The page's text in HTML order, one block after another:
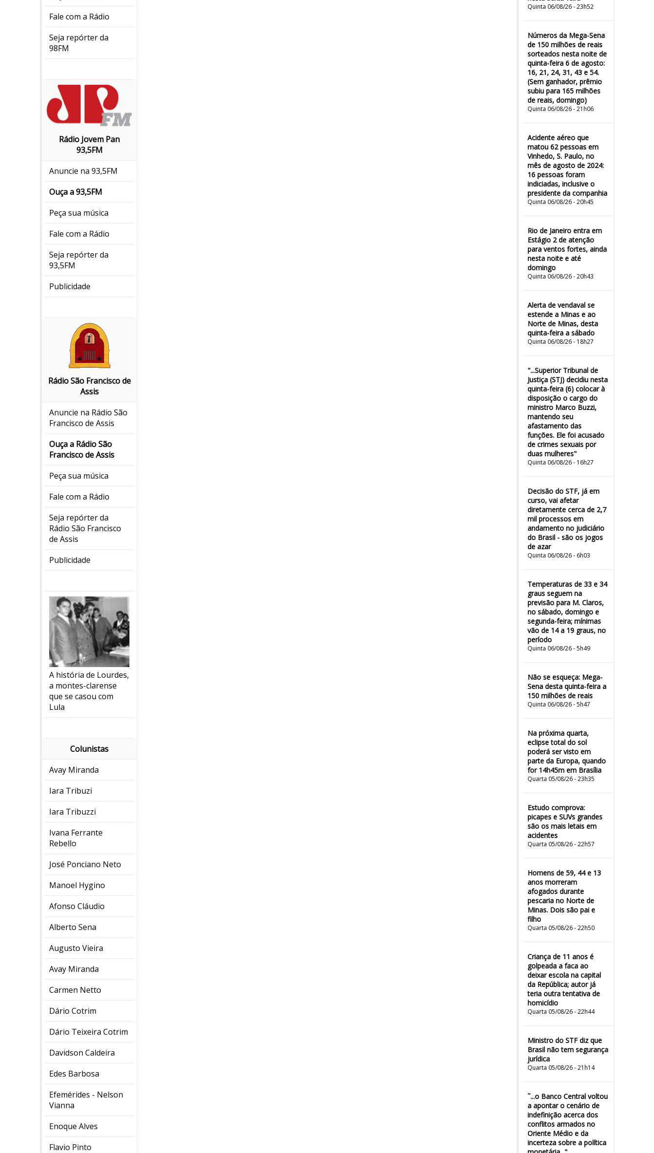
Fale com a Rádio
Seja repórter da
98FM
Rádio Jovem Pan
93,5FM
Anuncie na 93,5FM
Ouça a 93,5FM
Peça sua música
Fale com a Rádio
Seja repórter da
93,5FM
Publicidade
Rádio São Francisco de
Assis
Anuncie na Rádio São
Francisco de Assis
Ouça a Rádio São
Francisco de Assis
Peça sua música
Fale com a Rádio
Seja repórter da
Rádio São Francisco
de Assis
Publicidade
A história de Lourdes,
a montes-clarense
que se casou com
Lula
Colunistas
Avay Miranda
Iara Tribuzi
Iara Tribuzzi
Ivana Ferrante
Rebello
José Ponciano Neto
Manoel Hygino
Afonso Cláudio
Alberto Sena
Augusto Vieira
Avay Miranda
Carmen Netto
Dário Cotrim
Dário Teixeira Cotrim
Davidson Caldeira
Edes Barbosa
Efemérides - Nelson
Vianna
Enoque Alves
Flavio Pinto
Quinta 06/08/26 - 23h52
Números da Mega-Sena
de 150 milhões de reais
sorteados nesta noite de
quinta-feira 6 de agosto:
16, 21, 24, 31, 43 e 54.
(Sem ganhador, prêmio
subiu para 165 milhões
de reais, domingo)
Quinta 06/08/26 - 21h06
Acidente aéreo que
matou 62 pessoas em
Vinhedo, S. Paulo, no
mês de agosto de 2024:
16 pessoas foram
indiciadas, inclusive o
presidente da companhia
Quinta 06/08/26 - 20h45
Rio de Janeiro entra em
Estágio 2 de atenção
para ventos fortes, ainda
nesta noite e até
domingo
Quinta 06/08/26 - 20h43
Alerta de vendaval se
estende a Minas e ao
Norte de Minas, desta
quinta-feira a sábado
Quinta 06/08/26 - 18h27
"...Superior Tribunal de
Justiça (STJ) decidiu nesta
quinta-feira (6) colocar à
disposição o cargo do
ministro Marco Buzzi,
mantendo seu
afastamento das
funções. Ele foi acusado
de crimes sexuais por
duas mulheres"
Quinta 06/08/26 - 16h27
Decisão do STF, já em
curso, vai afetar
diretamente cerca de 2,7
mil processos em
andamento no judiciário
do Brasil - são os jogos
de azar
Quinta 06/08/26 - 6h03
Temperaturas de 33 e 34
graus seguem na
previsão para M. Claros,
no sábado, domingo e
segunda-feira; mínimas
vão de 14 a 19 graus, no
período
Quinta 06/08/26 - 5h49
Não se esqueça: Mega-
Sena desta quinta-feira a
150 milhões de reais
Quinta 06/08/26 - 5h47
Na próxima quarta,
eclipse total do sol
poderá ser visto em
parte da Europa, quando
for 14h45m em Brasília
Quarta 05/08/26 - 23h35
Estudo comprova:
picapes e SUVs grandes
são os mais letais em
acidentes
Quarta 05/08/26 - 22h57
Homens de 59, 44 e 13
anos morreram
afogados durante
pescaria no Norte de
Minas. Dois são pai e
filho
Quarta 05/08/26 - 22h50
Criança de 11 anos é
golpeada a faca ao
deixar escola na capital
da República; autor já
teria outra tentativa de
homicídio
Quarta 05/08/26 - 22h44
Ministro do STF diz que
Brasil não tem segurança
jurídica
Quarta 05/08/26 - 21h14
˜...o Banco Central voltou
a apontar o cenário de
indefinição acerca dos
conflitos armados no
Oriente Médio e da
incerteza sobre a política